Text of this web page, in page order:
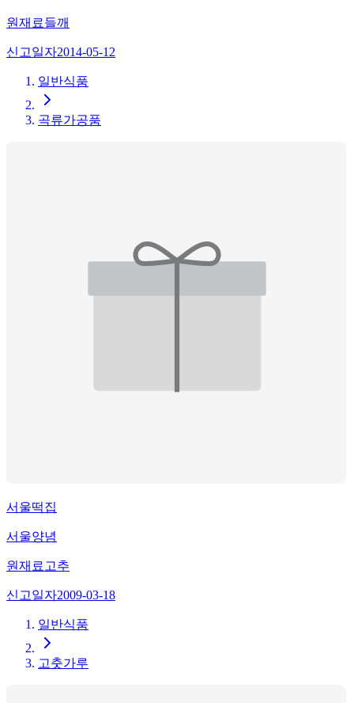
원재료들깨
신고일자2014-05-12
일반식품
곡류가공품
서울떡집
서울양념
원재료 고추
신고일자2009-03-18
일반식품
고춧가루